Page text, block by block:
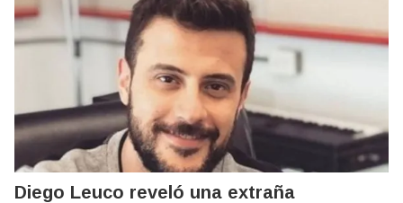
Diego Leuco reveló una extraña